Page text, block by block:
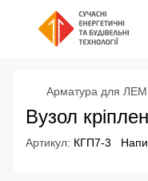
Арматура для
Вузол
Артикул: КГП7-3